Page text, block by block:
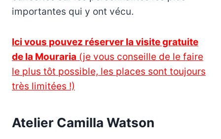
importantes qui y ont vécu.
Ici vous pouvez réserver la visite gratuite
de la Mouraria (je vous conseille de le faire
le plus tôt possible, les places sont toujours
très limitées !)
Atelier Camilla Watson